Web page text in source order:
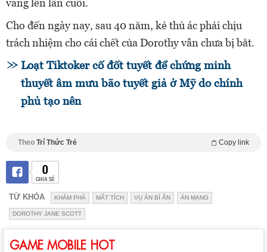
Cho đến ngày nay, sau 40 năm, kẻ thủ ác phải chịu
trách nhiệm cho cái chết của Dorothy vẫn chưa bị bắt.
Loạt Tiktoker cố đốt tuyết để chứng minh
thuyết âm mưu bão tuyết giả ở Mỹ do chính
phủ tạo nên
Theo Trí Thức Trẻ Copy link
0
CHIA SẺ
TỪ KHÓA KHÁM PHÁ MẤT TÍCH VỤ ÁN BÍ ẨN ÁN MẠNG
DOROTHY JANE SCOTT
GAME MOBILE HOT